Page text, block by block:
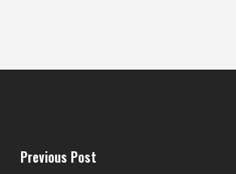
Previous Post